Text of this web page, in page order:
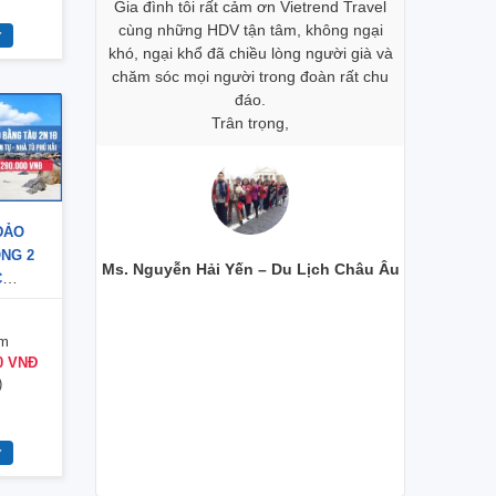
2
VNĐ
tâm, dù
đăng ký
lại nhận
giá về
của người
vào kiến
chị Hoàng
những
công ty
Nhật Bản
Gia đình tôi rất cảm ơn Vietrend Travel
cùng những HDV tận tâm, không ngại
khó, ngại khổ đã chiều lòng người già và
chăm sóc mọi người trong đoàn rất chu
đáo.
Trân trọng,
Ms. Nguyễn Hải Yến – Du Lịch Châu Âu